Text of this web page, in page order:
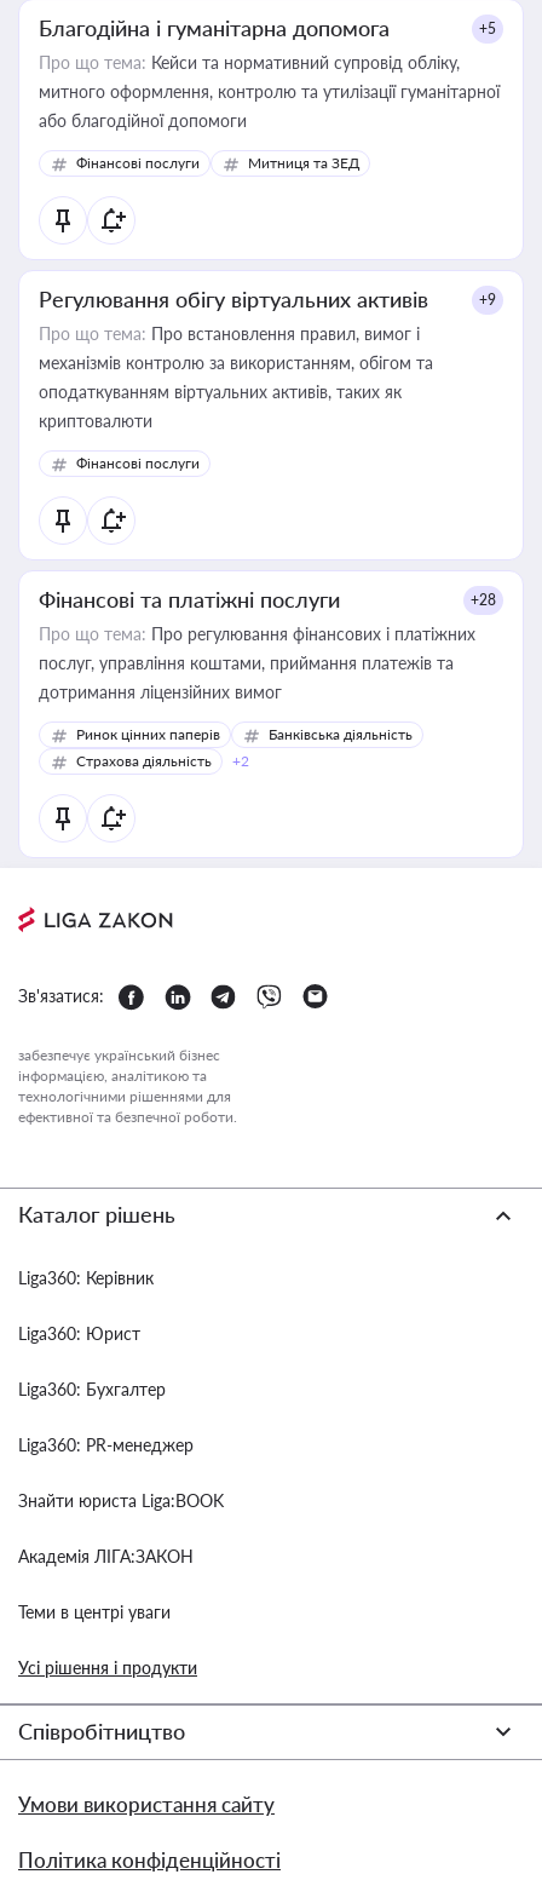
Благодійна і гуманітарна допомога +5
Про що тема: Кейси та нормативний супровід обліку,
митного оформлення, контролю та утилізації гуманітарної
або благодійної допомоги
Фінансові послуги Митниця та ЗЕД
Регулювання обігу віртуальних активів +9
Про що тема: Про встановлення правил, вимог і
механізмів контролю за використанням, обігом та
оподаткуванням віртуальних активів, таких як
криптовалюти
Фінансові послуги
Фінансові та платіжні послуги +28
Про що тема: Про регулювання фінансових і платіжних
послуг, управління коштами, приймання платежів та
дотримання ліцензійних вимог
Ринок цінних паперів
Банківська діяльність
Страхова діяльність
+2
Зв'язатися:
забезпечує український бізнес
інформацією, аналітикою та
технологічними рішеннями для
ефективної та безпечної роботи.
Каталог рішень
Liga360: Керівник
Liga360: Юрист
Liga360: Бухгалтер
Liga360: PR-менеджер
Знайти юриста Liga:BOOK
Академія ЛІГА:ЗАКОН
Теми в центрі уваги
Усі рішення і продукти
Співробітництво
Умови використання сайту
Політика конфіденційності